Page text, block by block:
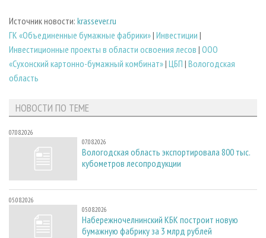
Источник новости: krassever.ru
ГК «Объединенные бумажные фабрики»| Инвестиции |
Инвестиционные проекты в области освоения лесов | ООО
«Сухонский картонно-бумажный комбинат»| ЦБП | Вологодская
область
НОВОСТИ ПО ТЕМЕ
07.08.2026
07.08.2026
Вологодская область экспортировала 800 тыс.
кубометров лесопродукции
05.08.2026
05.08.2026
Набережночелнинский КБК построит новую
бумажную фабрику за 3 млрд рублей